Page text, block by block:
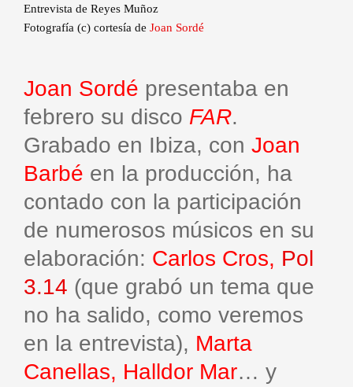
Entrevista de Reyes Muñoz
Fotografía (c) cortesía de Joan Sordé
Joan Sordé presentaba en
febrero su disco FAR.
Grabado en Ibiza, con Joan
Barbé en la producción, ha
contado con la participación
de numerosos músicos en su
elaboración: Carlos Cros, Pol
3.14 (que grabó un tema que
no ha salido, como veremos
en la entrevista), Marta
Canellas, Halldor Mar… y